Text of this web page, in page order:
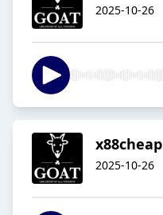
2025-10-26
x88cheap
2025-10-26